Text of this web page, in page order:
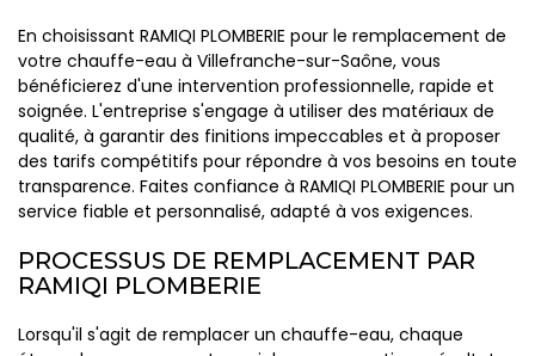
En choisissant RAMIQI PLOMBERIE pour le remplacement de
votre chauffe-eau à Villefranche-sur-Saône, vous
bénéficierez d'une intervention professionnelle, rapide et
soignée. L'entreprise s'engage à utiliser des matériaux de
qualité, à garantir des finitions impeccables et à proposer
des tarifs compétitifs pour répondre à vos besoins en toute
transparence. Faites confiance à RAMIQI PLOMBERIE pour un
service fiable et personnalisé, adapté à vos exigences.
PROCESSUS DE REMPLACEMENT PAR
RAMIQI PLOMBERIE
Lorsqu'il s'agit de remplacer un chauffe-eau, chaque